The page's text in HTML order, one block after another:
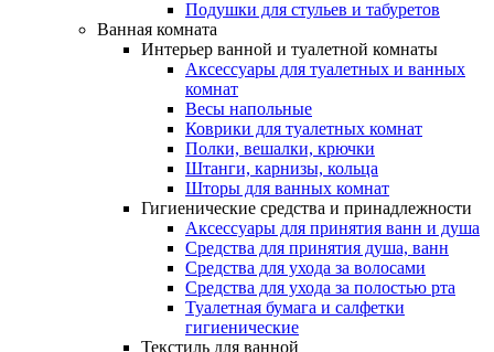
Подушки для стульев и табуретов
Ванная комната
Интерьер ванной и туалетной комнаты
Аксессуары для туалетных и ванных
комнат
Весы напольные
Коврики для туалетных комнат
Полки, вешалки, крючки
Штанги, карнизы, кольца
Шторы для ванных комнат
Гигиенические средства и принадлежности
Аксессуары для принятия ванн и душа
Средства для принятия душа, ванн
Средства для ухода за волосами
Средства для ухода за полостью рта
Туалетная бумага и салфетки
гигиенические
Текстиль для ванной